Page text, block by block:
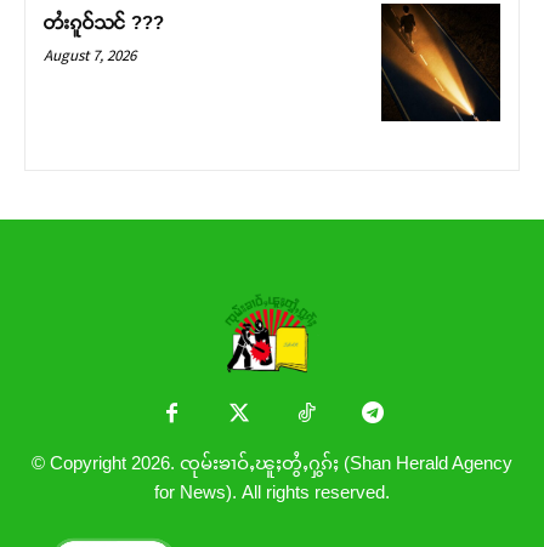
တႆးၵူဝ်သင် ???
August 7, 2026
© Copyright 2026. ၸုမ်းၶၢဝ်ႇၽူႈတွႆႇႁွၵ်ႈ (Shan Herald Agency
for News). All rights reserved.